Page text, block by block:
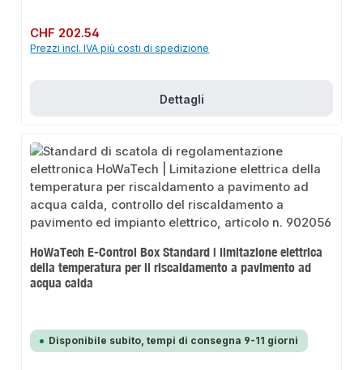
Prezzo normale:
CHF 202.54
Prezzi incl. IVA più costi di spedizione
Dettagli
HoWaTech E-Control Box Standard | limitazione elettrica
della temperatura per il riscaldamento a pavimento ad
acqua calda
Disponibile subito, tempi di consegna 9-11 giorni